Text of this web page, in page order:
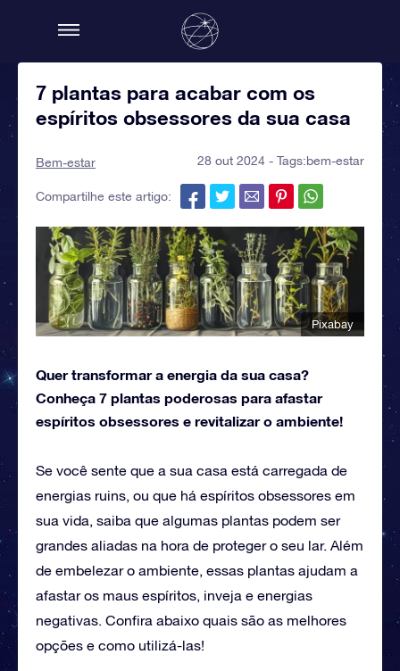
7 plantas para acabar com os
espíritos obsessores da sua casa
Bem-estar 28 out 2024 - Tags:bem-estar
Compartilhe este artigo:
Pixabay
Quer transformar a energia da sua casa?
Conheça 7 plantas poderosas para afastar
espíritos obsessores e revitalizar o ambiente!
Se você sente que a sua casa está carregada de
energias ruins, ou que há espíritos obsessores em
sua vida, saiba que algumas plantas podem ser
grandes aliadas na hora de proteger o seu lar. Além
de embelezar o ambiente, essas plantas ajudam a
afastar os maus espíritos, inveja e energias
negativas. Confira abaixo quais são as melhores
opções e como utilizá-las!